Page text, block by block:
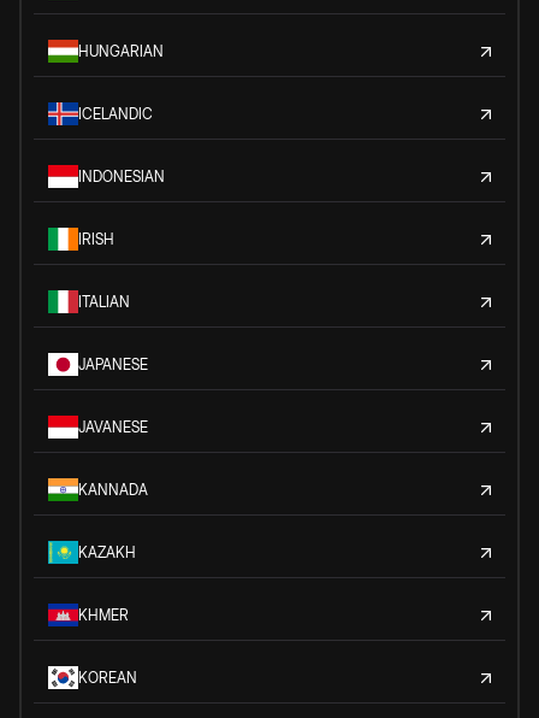
HUNGARIAN
ICELANDIC
INDONESIAN
IRISH
ITALIAN
JAPANESE
JAVANESE
KANNADA
KAZAKH
KHMER
KOREAN